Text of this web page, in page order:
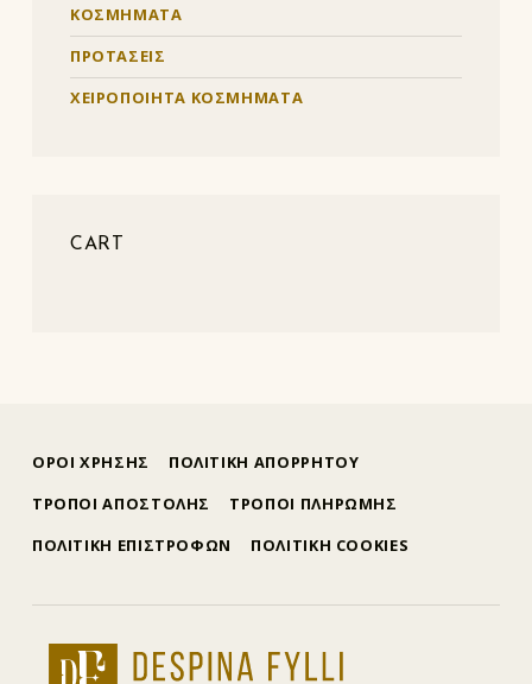
ΚΟΣΜΗΜΑΤΑ
ΠΡΟΤΑΣΕΙΣ
ΧΕΙΡΟΠΟΙΗΤΑ ΚΟΣΜΗΜΑΤΑ
CART
ΟΡΟΙ ΧΡΗΣΗΣ
ΠΟΛΙΤΙΚΗ ΑΠΟΡΡΗΤΟΥ
ΤΡΟΠΟΙ ΑΠΟΣΤΟΛΗΣ
ΤΡΟΠΟΙ ΠΛΗΡΩΜΗΣ
ΠΟΛΙΤΙΚΗ ΕΠΙΣΤΡΟΦΩΝ
ΠΟΛΙΤΙΚΗ COOKIES
δέσποινα φύλλη